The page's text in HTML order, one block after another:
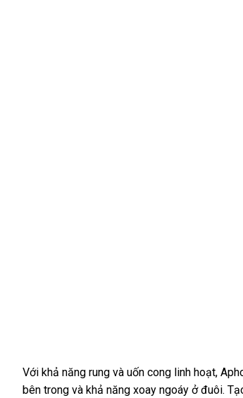
Sản
Với khả năng rung đăng
ký
và uốn cong linh hoạtgiá
bán
,
bên trong showroom
và khả năng xoay ngoáy ở đuôi.